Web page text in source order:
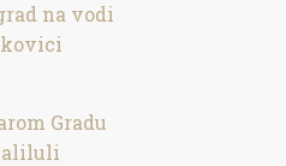
na vodi
Gradu